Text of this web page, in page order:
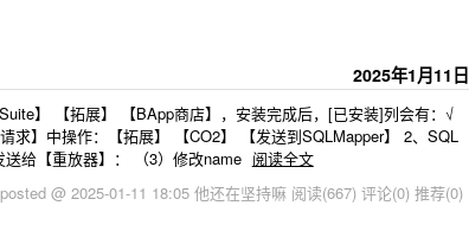
2025年1月11日
】 【拓展】 【BApp商店】，安装完成后，[已安装]列会有：√
求】中操作：【拓展】 【CO2】 【发送到SQLMapper】 2、SQL
给【重放器】： （3）修改name 阅读全文
posted @ 2025-01-11 18:05 他还在坚持嘛 阅读(667) 评论(0) 推荐(0)